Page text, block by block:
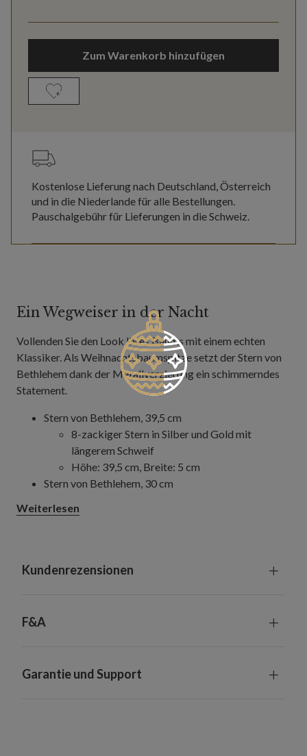
Zum Warenkorb hinzufügen
Kostenlose Lieferung nach Deutschland, Österreich
und in die Niederlande für alle Bestellungen.
Pauschalgebühr für Lieferungen in die Schweiz.
Ein Wegweiser in der Nacht
Vollenden Sie den Look Ihres Baums mit einem echten
Klassiker. Als Weihnachtsbaumspitze setzt der Stern von
Bethlehem dank der Metallverzierung ein schimmerndes
Statement.
Stern von Bethlehem, 39,5 cm
8-zackiger Stern in Silber und Gold mit
längerem Schweif
Höhe: 39,5 cm, Breite: 5 cm
Stern von Bethlehem, 30 cm
Höhe: 30 cm, Breite: 5 cm
perlmuttfarbenen Akzenten
Halterung und Kabelbinder zur Befestigung am Baum
Weiterlesen
Kundenrezensionen
F&A
Garantie und Support